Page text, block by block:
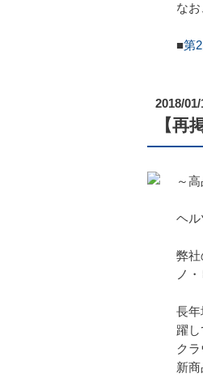
な
■第
2018/01/
【再
～
ヘル
弊
ノ
長
躍
ク
新